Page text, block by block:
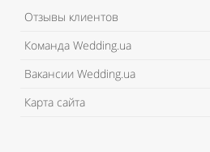
Отзывы клиентов
Команда Wedding.ua
Вакансии Wedding.ua
Карта сайта